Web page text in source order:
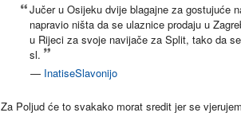
Jučer u Osijeku dvije blagajne za gostujuće
napravio ništa da se ulaznice prodaju u
u Rijeci za svoje navijače za Split, tako da
sl.
— InatiseSlavonijo
Za Poljud će to svakako morat sredit jer se